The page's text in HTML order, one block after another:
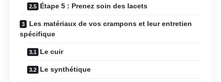
Étape 5 : Prenez soin des lacets
Les matériaux de vos crampons et leur entretien
spécifique
Le cuir
Le synthétique